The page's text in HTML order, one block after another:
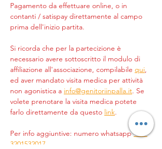
Pagamento da effettuare online, o in
contanti / satispay direttamente al campo
prima dell'inizio partita.
Si ricorda che per la partecizione è
necessario avere sottoscritto il modulo di
affiliazione all'associazione, compilabile qui,
ed aver mandato visita medica per attività
non agonistica a info@genitoriinpalla.it. Se
volete prenotare la visita medica potete
farlo direttamente da questo link.
Per info aggiuntive: numero whatsapp +39
3201532017